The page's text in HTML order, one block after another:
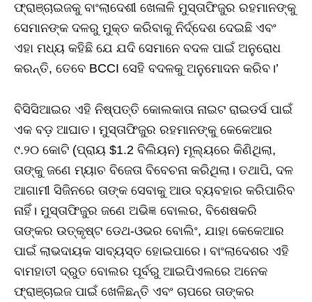
ଫ୍ରାଞ୍ଚାଇଜକୁ ବାଂଲାଦେଶୀ ଖେଳାଳି ମୁସ୍ତାଫିଜୁର ରହମାନଙ୍କୁ
ସେମାନଙ୍କ ଦଳରୁ ମୁକ୍ତ କରିବାକୁ ନିର୍ଦ୍ଦେଶ ଦେଇଛି ଏବଂ
ଏହା ମଧ୍ୟ କହିଛି ଯେ ଯଦି ସେମାନେ ବଦଳ ପାଇଁ ଅନୁରୋଧ
କରନ୍ତି, ତେବେ BCCI ସେହି ବଦଳକୁ ଅନୁମୋଦନ କରିବ।’
ବିସିସିଆଇର ଏହି ନିଷ୍ପତ୍ତି କୋଲକାତା ନାଇଟ ରାଇଡର୍ସ ପାଇଁ
ଏକ ବଡ଼ ଆଘାତ। ମୁସ୍ତାଫିଜୁର ରହମାନଙ୍କୁ କେକେଆର
୯.୨୦ କୋଟି (ପ୍ରାୟ $1.2 ବିଲିୟନ) ମୂଲ୍ୟରେ କିଣିଥିଲା,
ତାଙ୍କୁ ଜଣେ ମ୍ୟାଚ ବିଜେତା ବିବେଚନା କରିଥିଲା। ତଥାପି, ଦଳ
ଆଗାମୀ ସିଜିନରେ ତାଙ୍କ ସେବାକୁ ଆଉ ବ୍ୟବହାର କରିପାରିବ
ନାହିଁ। ମୁସ୍ତାଫିଜୁର ଜଣେ ଅଭିଜ୍ଞ ବୋଲର, ବିଶେଷକରି
ତାଙ୍କର ଉତ୍କୃଷ୍ଟ ଡେଥ-ଓଭର ବୋଲିଂ, ଯାହା କେକେଆର
ପାଇଁ ଲାଭଦାୟକ ସାବ୍ୟସ୍ତ ହୋଇପାରେ। ବାଂଲାଦେଶର ଏହି
ବାମହାତୀ ଦ୍ରୁତ ବୋଲର ପୂର୍ବରୁ ଆଇପିଏଲରେ ଅନେକ
ଫ୍ରାଞ୍ଚାଇଜ ପାଇଁ ଖେଳିଛନ୍ତି ଏବଂ ଚାପରେ ତାଙ୍କର